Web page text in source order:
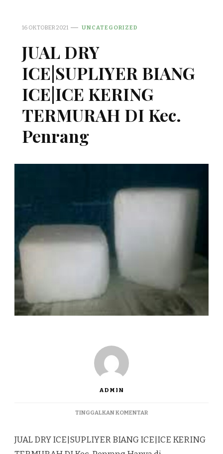
16 OKTOBER 2021 UNCATEGORIZED
JUAL DRY
ICE|SUPLIYER BIANG
ICE|ICE KERING
TERMURAH DI Kec.
Penrang
ADMIN
TINGGALKAN KOMENTARPADA
ICE|SUPLIYER
BIANG
JUAL DRY ICE|SUPLIYER BIANG ICE|ICE KERING